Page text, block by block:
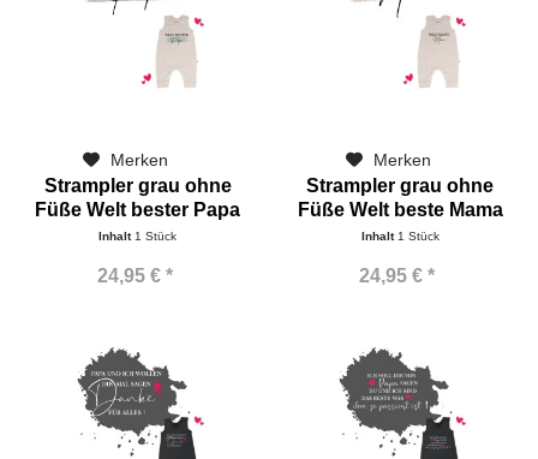
Merken
Strampler grau ohne
Füße Welt bester Papa
Inhalt 1 Stück
24,95 € *
Merken
Strampler grau ohne
Füße Welt beste Mama
Inhalt 1 Stück
24,95 € *